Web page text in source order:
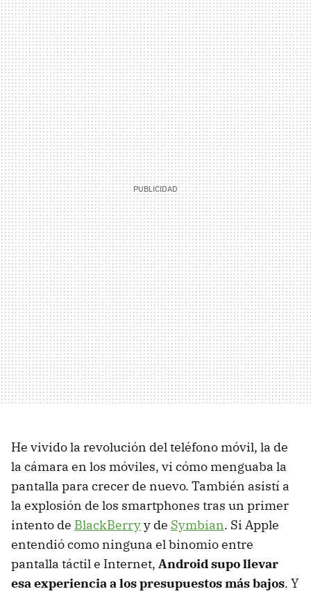
He vivido la revolución del teléfono móvil, la de
la cámara en los móviles, vi cómo menguaba la
pantalla para crecer de nuevo. También asistí a
la explosión de los smartphones tras un primer
intento de BlackBerryy de Symbian. Si Apple
entendió como ninguna el binomio entre
pantalla táctil e Internet, Android supo llevar
esa experiencia a los presupuestos más bajos. Y